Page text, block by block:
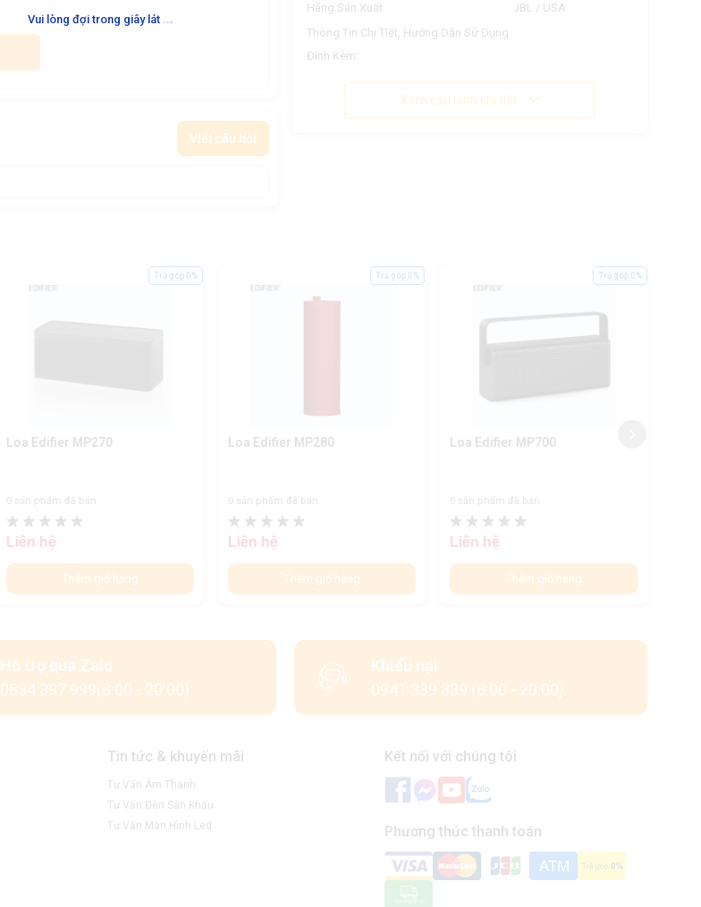
Vui lòng đợi trong giây lát ...
Viết câu hỏi
Hãng Sản Xuất:
JBL / USA
Thông Tin Chi Tiết, Hướng Dẫn Sử Dụng
Đính Kèm:
Xem cấu hình chi tiết
Loa Edifier MP270
0 sản phẩm đã bán
Liên hệ
Thêm giỏ hàng
Trả góp 0%
Loa Edifier MP280
0 sản phẩm đã bán
Liên hệ
Thêm giỏ hàng
Trả góp 0%
Loa Edifier MP700
0 sản phẩm đã bán
Liên hệ
Thêm giỏ hàng
Trả góp 0%
Hỗ trợ qua Zalo
0834 397 999(8:00 - 20:00)
Khiếu nại
0941 339 339 (8:00 - 20:00)
Tin tức & khuyến mãi
Tư Vấn Âm Thanh
Tư Vấn Đèn Sân Khấu
Tư Vấn Màn Hình Led
Kết nối với chúng tôi
Phương thức thanh toán